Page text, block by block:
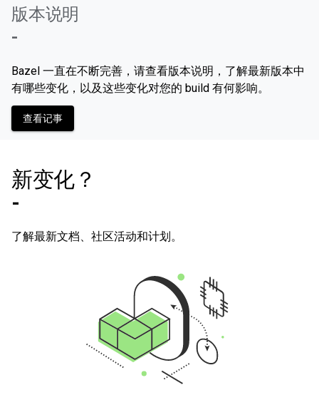
版本说明
-
Bazel 一直在不断完善，请查看版本说明，了解最新版本中
有哪些变化，以及这些变化对您的 build 有何影响。
查看记事
新变化？
-
了解最新文档、社区活动和计划。